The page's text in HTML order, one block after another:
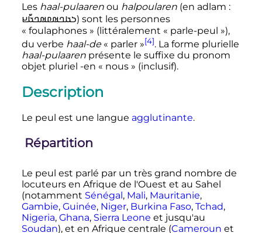
Les haal-pulaarenou halpoularen(en adlam :
𞤸𞤢𞤤𞤵𞤨𞤵𞤤𞤢𞥇𞤪) sont les personnes
« foulaphones » (littéralement « parle-peul »),
du verbe haal-de« parler »[4]. La forme plurielle
haal-pulaarenprésente le suffixe du pronom
objet pluriel -en « nous » (inclusif).
Description
Le peul est une langue agglutinante.
Répartition
Le peul est parlé par un très grand nombre de
locuteurs en Afrique de l'Ouest et au Sahel
(notamment Sénégal , Mali, Mauritanie,
Gambie, Guinée, Niger, Burkina Faso, Tchad,
Nigeria, Ghana, Sierra Leone et jusqu'au
Soudan), et en Afrique centrale (Cameroun et